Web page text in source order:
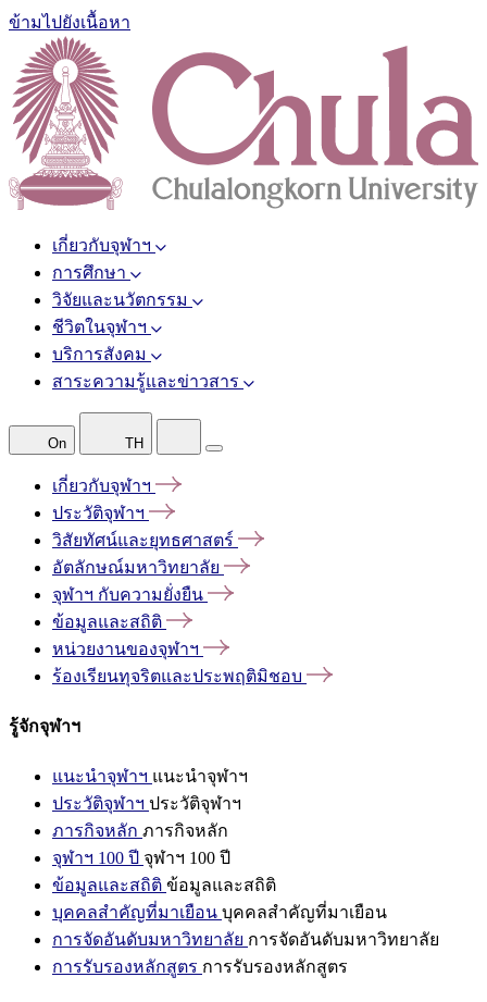
ข้ามไปยังเนื้อหา
เกี่ยวกับจุฬาฯ
การศึกษา
วิจัยและนวัตกรรม
ชีวิตในจุฬาฯ
บริการสังคม
สาระความรู้และข่าวสาร
On TH
เกี่ยวกับจุฬาฯ
ประวัติจุฬาฯ
วิสัยทัศน์และยุทธศาสตร์
อัตลักษณ์มหาวิทยาลัย
จุฬาฯ กับความยั่งยืน
ข้อมูลและสถิติ
หน่วยงานของจุฬาฯ
ร้องเรียนทุจริตและประพฤติมิชอบ
รู้จักจุฬาฯ
แนะนำจุฬาฯ แนะนำจุฬาฯ
ประวัติจุฬาฯ ประวัติจุฬาฯ
ภารกิจหลัก ภารกิจหลัก
จุฬาฯ 100 ปี จุฬาฯ 100 ปี
ข้อมูลและสถิติ ข้อมูลและสถิติ
บุคคลสำคัญที่มาเยือน บุคคลสำคัญที่มาเยือน
การจัดอันดับมหาวิทยาลัย การจัดอันดับมหาวิทยาลัย
การรับรองหลักสูตร การรับรองหลักสูตร